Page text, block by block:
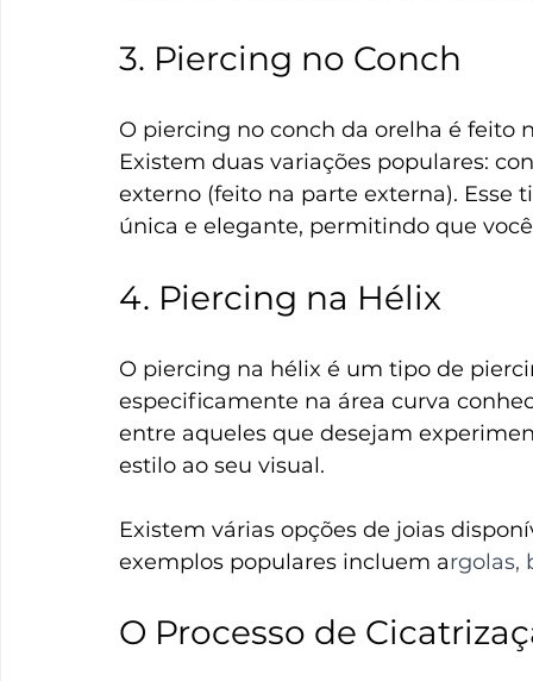
3. Piercing no Conch
O piercing no conch da orelha é feito
Existem duas variações populares:
externo (feito na parte externa).
única e elegante, permitindo que
4. Piercing na Hélix
O piercing na hélix é um tipo de
especificamente na área curva
entre aqueles que desejam
estilo ao seu visual.
Existem várias opções de joias
exemplos populares incluem argolas,
O Processo de